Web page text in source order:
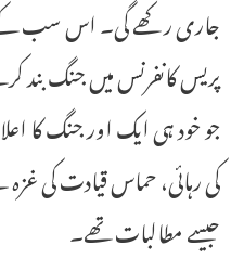
جاری رکھے گی۔ اس سب
پریس کانفرنس میں جنگ بند
جو خود ہی ایک اور جنگ کا
کی رہائی، حماس قیادت کی
جیسے مطالبات تھے۔